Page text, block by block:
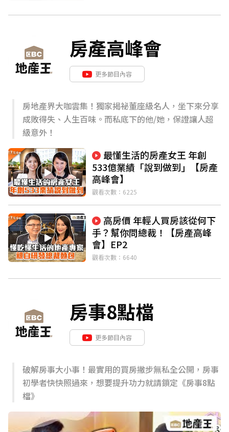
房產高峰會
更多節目內容
房地產界大咖雲集！獨家揭祕董座級名人，坐下來分享
成敗得失、人生百味。而私底下的他/她，保證讓人超
級意外！
533億業績「說到做到」【房產
高峰會】
觀看次數：6225
手？幫你問總裁！【房產高峰
會】EP2
觀看次數：6640
房事8點檔
更多節目內容
破解房事⼤⼩事！最實⽤的買房撇步無私全公開，房事
初學者快快照過來，想要提升功力就請鎖定《房事8點
檔》